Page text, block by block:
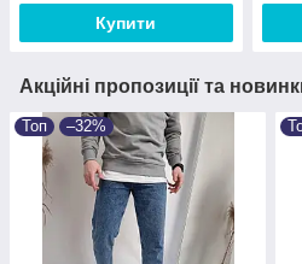
Купити
Акційні пропозиції та
Топ –32%